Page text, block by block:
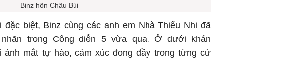
Binz hôn Châu Bùi
biệt, Binz cùng các anh em Nhà Thiếu Nhi đã
trong Công diễn 5 vừa qua. Ở dưới khán
ánh mắt tự hào, cảm xúc đong đầy trong từng cử